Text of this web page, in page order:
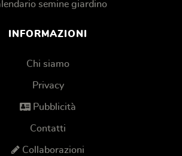
semine giardino
INFORMAZIONI
Chi siamo
Privacy
Pubblicità
Contatti
Collaborazioni